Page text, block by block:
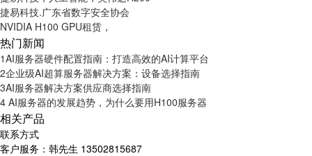
捷易科技.广东省数字安全协会
NVIDIA H100 GPU租赁，
热门新闻
1AI服务器硬件配置指南：打造高效的AI计算平台
2企业级AI超算服务器解决方案：设备选择指南
3AI服务器解决方案供应商选择指南
4 AI服务器的发展趋势，为什么要用H100服务器
相关产品
联系方式
客户服务：韩先生 13502815687